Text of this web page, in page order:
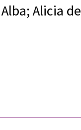
Alba; Alicia de